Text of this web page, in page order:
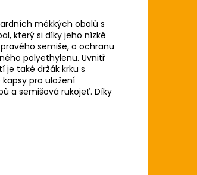
měkkých obalů s
který si díky jeho nízké
semiše, o ochranu
polyethylenu. Uvnitř
také držák krku s
pro uložení
a semišová rukojeť. Díky